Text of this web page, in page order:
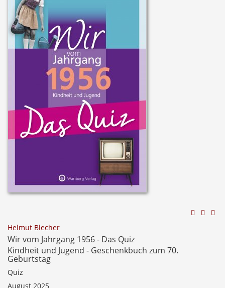
Helmut Blecher
Wir vom Jahrgang 1956 - Das Quiz
Kindheit und Jugend - Geschenkbuch zum 70.
Geburtstag
Quiz
August 2025